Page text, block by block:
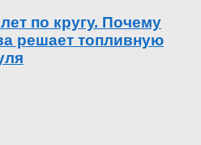
по кругу. Почему
решает топливную